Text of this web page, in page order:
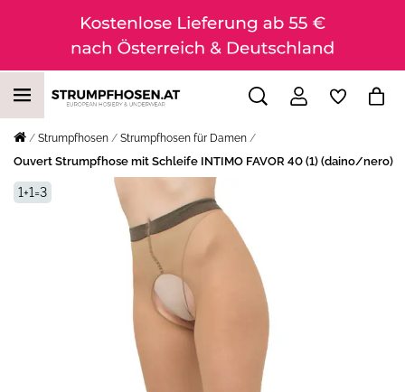
Strumpfhosen Strumpfhosen für Damen
Ouvert Strumpfhose mit Schleife INTIMO FAVOR 40 (1) (daino/nero)
1+1=3